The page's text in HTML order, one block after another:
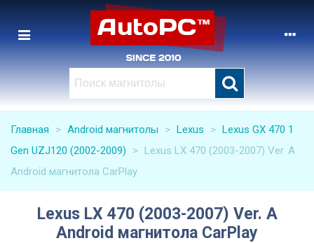
Главная > Android магнитолы > Lexus > Lexus GX 470 1
Gen UZJ120 (2002-2009)
> Lexus LX 470 (2003-2007) Ver. A
Android магнитола CarPlay
Lexus LX 470 (2003-2007) Ver. A
Android магнитола CarPlay